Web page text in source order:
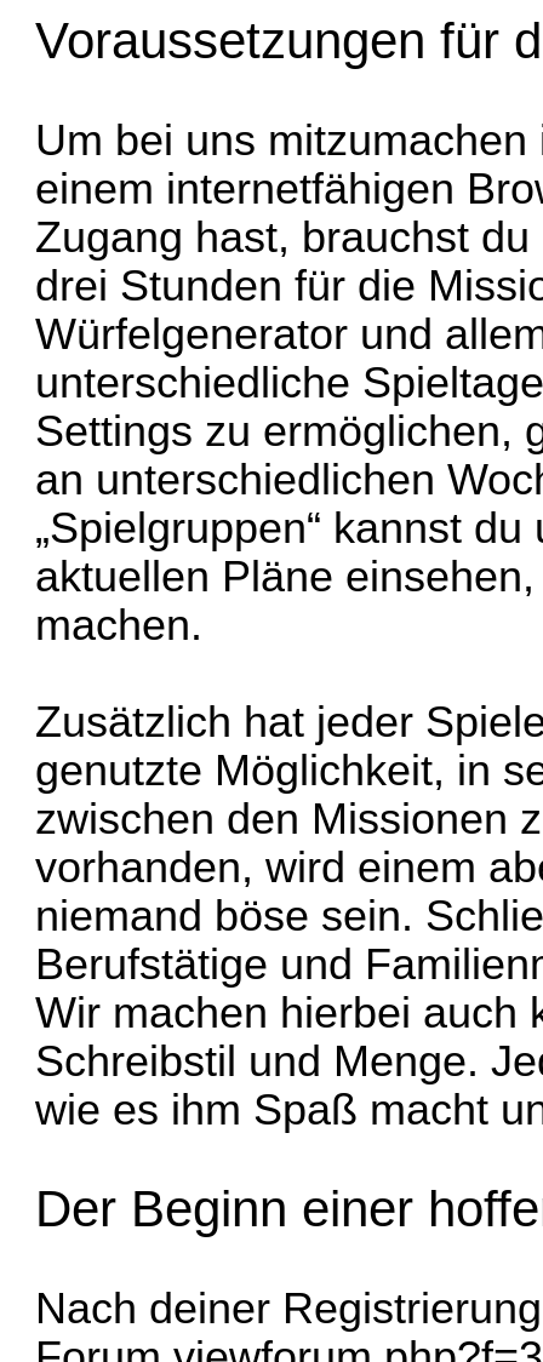
Voraussetzungen für
Um bei uns
einem internetfähigen
Zugang hast, brauchst
drei Stunden für die
Würfelgenerator und
unterschiedliche
Settings zu ermöglichen,
an unterschiedlichen
„Spielgruppen“ kannst du
aktuellen Pläne
machen.
Zusätzlich hat jeder
genutzte Möglichkeit, in
zwischen den Missionen
vorhanden, wird einem
niemand böse sein.
Berufstätige und
Wir machen hierbei auch
Schreibstil und Menge.
wie es ihm Spaß macht
Der Beginn einer
Nach deiner